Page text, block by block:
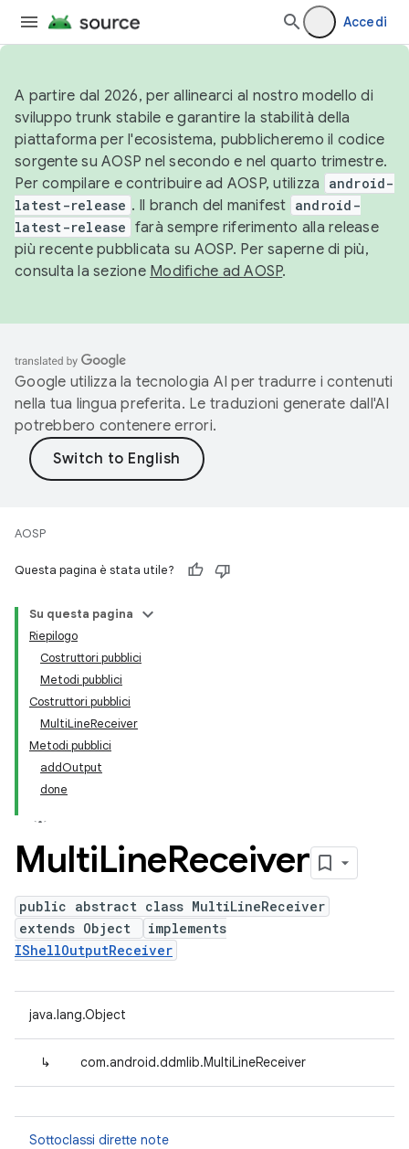
Accedi
A partire dal 2026, per allinearci al nostro modello di
sviluppo trunk stabile e garantire la stabilità della
piattaforma per l'ecosistema, pubblicheremo il codice
sorgente su AOSP nel secondo e nel quarto trimestre.
Per compilare e contribuire ad AOSP, utilizza
android-
latest-release . Il branch del manifest android-
latest-release farà sempre riferimento alla release
più recente pubblicata su AOSP. Per saperne di più,
consulta la sezione Modifiche ad AOSP.
Google utilizza la tecnologia AI per tradurre i contenuti
nella tua lingua preferita. Le traduzioni generate dall'AI
potrebbero contenere errori.
AOSP
Questa pagina è stata utile?
Su questa pagina
Riepilogo
Costruttori pubblici
Metodi pubblici
Costruttori pubblici
MultiLineReceiver
Metodi pubblici
addOutput
done
MultiLineReceiver
public abstract class MultiLineReceiver
extends Object
implements
IShellOutputReceiver
java.lang.Object
↳ com.android.ddmlib.MultiLineReceiver
Sottoclassi dirette note